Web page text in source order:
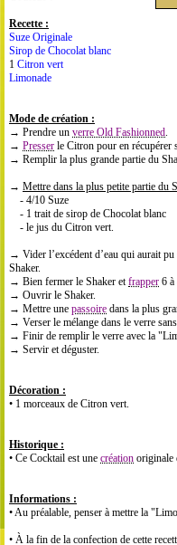
Recette :
Suze Originale
Sirop de Chocolat blanc
1 Citron vert
Limonade
Mode de création :
→ Prendre un verre Old Fashionned.
→ Presser le Citron pour en récupérer
→ Remplir la plus grande partie du
→ Mettre dans la plus petite partie du
- 4/10 Suze
- 1 trait de sirop de Chocolat blanc
- le jus du Citron vert.
→ Vider l’excédent d’eau qui aurait
Shaker.
→ Bien fermer le Shaker etfrapper 6 à
→ Ouvrir le Shaker.
→ Mettre une passoire dans la plus
→ Verser le mélange dans le verre
→ Finir de remplir le verre avec la
→ Servir et déguster.
Décoration :
• 1 morceaux de Citron vert.
Historique :
• Ce Cocktail est une création originale
Informations :
• Au préalable, penser à mettre la
• À la fin de la confection de cette